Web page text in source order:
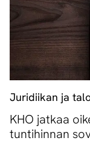
Juridiikan ja
KHO jatkaa
tuntihinnan